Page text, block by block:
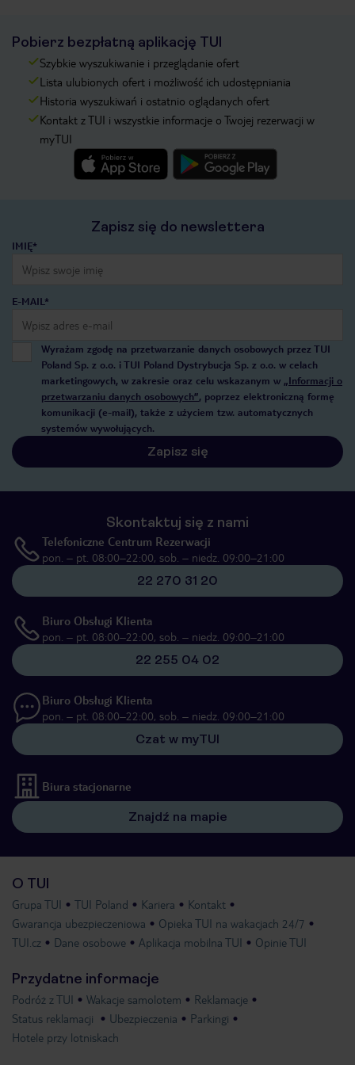
Pobierz bezpłatną aplikację TUI
Szybkie wyszukiwanie i przeglądanie ofert
Lista ulubionych ofert i możliwość ich udostępniania
Historia wyszukiwań i ostatnio oglądanych ofert
Kontakt z TUI i wszystkie informacje o Twojej rezerwacji w
myTUI
Zapisz się do newslettera
IMIĘ*
E-MAIL*
Wyrażam zgodę na przetwarzanie danych osobowych przez TUI
Poland Sp. z o.o. i TUI Poland Dystrybucja Sp. z o.o. w celach
marketingowych, w zakresie oraz celu wskazanym w „Informacji o
przetwarzaniu danych osobowych”, poprzez elektroniczną formę
komunikacji (e-mail), także z użyciem tzw. automatycznych
systemów wywołujących.
Zapisz się
Skontaktuj się z nami
Telefoniczne Centrum Rezerwacji
pon. – pt. 08:00–22:00, sob. – niedz. 09:00–21:00
22 270 31 20
Biuro Obsługi Klienta
pon. – pt. 08:00–22:00, sob. – niedz. 09:00–21:00
22 255 04 02
Biuro Obsługi Klienta
pon. – pt. 08:00–22:00, sob. – niedz. 09:00–21:00
Czat w myTUI
Biura stacjonarne
Znajdź na mapie
O TUI
Grupa TUI TUI Poland Kariera
Kontakt
Gwarancja ubezpieczeniowa
Opieka TUI na wakacjach 24/7
TUI.cz
Dane osobowe Aplikacja mobilna TUI Opinie TUI
Przydatne informacje
Podróż z TUI Wakacje samolotem
Reklamacje
Status reklamacji
Ubezpieczenia
Parkingi
Hotele przy lotniskach